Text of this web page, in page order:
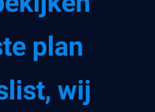
plan
wij